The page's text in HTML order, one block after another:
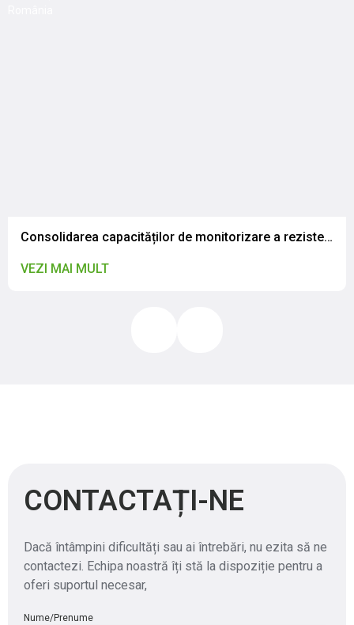
Consolidarea capacităților de monitorizare a rezistenței la antimicrobiene în contextul abordării globale „One Health”: Specialiștii IP CNSAPSA au participat la o vizită de studiu în România
VEZI MAI MULT
CONTACTAȚI-NE
Dacă întâmpini dificultăți sau ai întrebări, nu ezita să ne
contactezi. Echipa noastră îți stă la dispoziție pentru a
oferi suportul necesar,
Nume/Prenume